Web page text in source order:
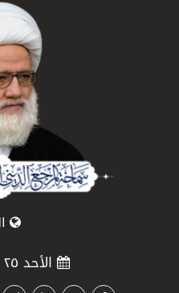
الأحد ٢٥ صفر ١٤٤٨ هـ